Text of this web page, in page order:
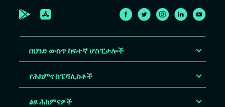
በህንድ ውስጥ ከፍተኛ ሆስፒታሎች
የሕክምና ስፔሻሊስቶች
ልዩ ሕክምናዎች